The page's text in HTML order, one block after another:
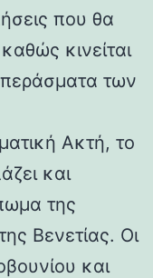
που θα
κινείται
περάσματα των
Ακτή, το
και
της
Βενετίας. Οι
και